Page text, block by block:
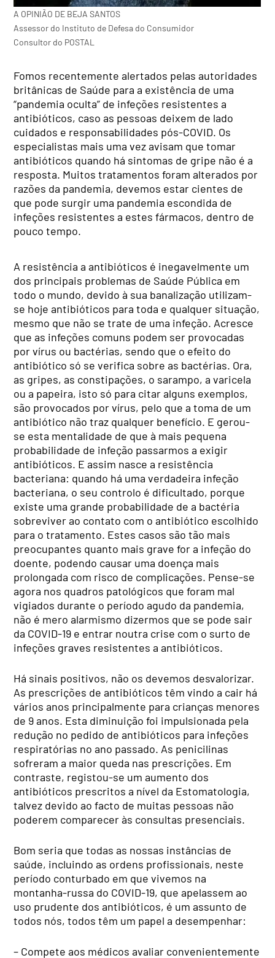
A OPINIÃO DE BEJA SANTOS
Assessor do Instituto de Defesa do Consumidor
Consultor do POSTAL
Fomos recentemente alertados pelas autoridades
britânicas de Saúde para a existência de uma
“pandemia oculta” de infeções resistentes a
antibióticos, caso as pessoas deixem de lado
cuidados e responsabilidades pós-COVID. Os
especialistas mais uma vez avisam que tomar
antibióticos quando há sintomas de gripe não é a
resposta. Muitos tratamentos foram alterados por
razões da pandemia, devemos estar cientes de
que pode surgir uma pandemia escondida de
infeções resistentes a estes fármacos, dentro de
pouco tempo.
A resistência a antibióticos é inegavelmente um
dos principais problemas de Saúde Pública em
todo o mundo, devido à sua banalização utilizam-
se hoje antibióticos para toda e qualquer situação,
mesmo que não se trate de uma infeção. Acresce
que as infeções comuns podem ser provocadas
por vírus ou bactérias, sendo que o efeito do
antibiótico só se verifica sobre as bactérias. Ora,
as gripes, as constipações, o sarampo, a varicela
ou a papeira, isto só para citar alguns exemplos,
são provocados por vírus, pelo que a toma de um
antibiótico não traz qualquer benefício. E gerou-
se esta mentalidade de que à mais pequena
probabilidade de infeção passarmos a exigir
antibióticos. E assim nasce a resistência
bacteriana: quando há uma verdadeira infeção
bacteriana, o seu controlo é dificultado, porque
existe uma grande probabilidade de a bactéria
sobreviver ao contato com o antibiótico escolhido
para o tratamento. Estes casos são tão mais
preocupantes quanto mais grave for a infeção do
doente, podendo causar uma doença mais
prolongada com risco de complicações. Pense-se
agora nos quadros patológicos que foram mal
vigiados durante o período agudo da pandemia,
não é mero alarmismo dizermos que se pode sair
da COVID-19 e entrar noutra crise com o surto de
infeções graves resistentes a antibióticos.
Há sinais positivos, não os devemos desvalorizar.
As prescrições de antibióticos têm vindo a cair há
vários anos principalmente para crianças menores
de 9 anos. Esta diminuição foi impulsionada pela
redução no pedido de antibióticos para infeções
respiratórias no ano passado. As penicilinas
sofreram a maior queda nas prescrições. Em
contraste, registou-se um aumento dos
antibióticos prescritos a nível da Estomatologia,
talvez devido ao facto de muitas pessoas não
poderem comparecer às consultas presenciais.
Bom seria que todas as nossas instâncias de
saúde, incluindo as ordens profissionais, neste
período conturbado em que vivemos na
montanha-russa do COVID-19, que apelassem ao
uso prudente dos antibióticos, é um assunto de
todos nós, todos têm um papel a desempenhar:
– Compete aos médicos avaliar convenientemente